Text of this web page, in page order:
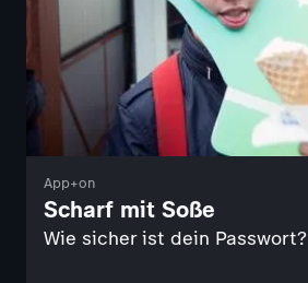
App+on
Scharf mit Soße
Wie sicher ist dein Passwort?